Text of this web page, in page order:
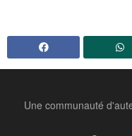
Une communauté